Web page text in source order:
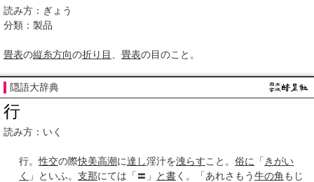
読み方：ぎょう
分類：製品
畳表の縦糸方向の折り目 畳表の目のこと。
隠語大辞典
行
読み方：いく
行。性交の際快美高潮に達し淫汁を洩らすこと。 俗に 「 きがい
く
」といふ。 支那にては「〓」 と書く。「あれさもう牛の角 もじ